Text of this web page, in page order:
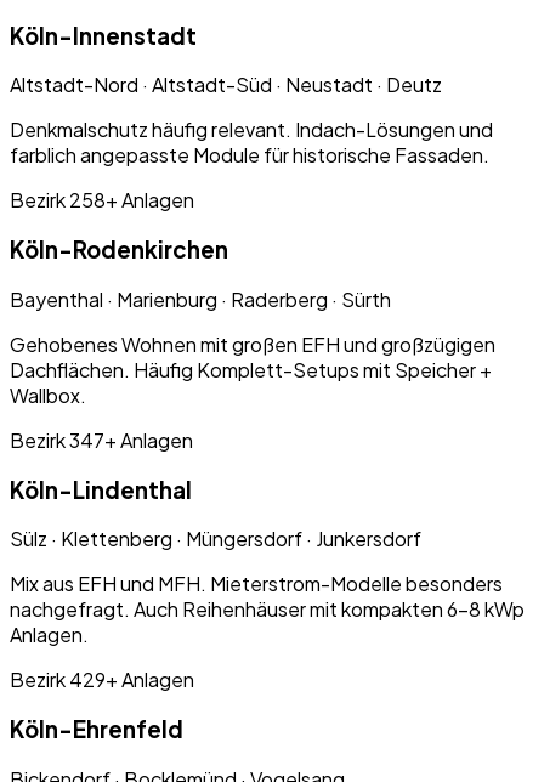
Köln-Innenstadt
Altstadt-Nord · Altstadt-Süd · Neustadt · Deutz
Denkmalschutz häufig relevant. Indach-Lösungen und
farblich angepasste Module für historische Fassaden.
Bezirk 258+Anlagen
Köln-Rodenkirchen
Bayenthal · Marienburg · Raderberg · Sürth
Gehobenes Wohnen mit großen EFH und großzügigen
Dachflächen. Häufig Komplett-Setups mit Speicher +
Wallbox.
Bezirk 347+Anlagen
Köln-Lindenthal
Sülz · Klettenberg · Müngersdorf · Junkersdorf
Mix aus EFH und MFH. Mieterstrom-Modelle besonders
nachgefragt. Auch Reihenhäuser mit kompakten 6–8 kWp
Anlagen.
Bezirk 429+Anlagen
Köln-Ehrenfeld